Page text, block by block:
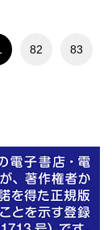
82 83